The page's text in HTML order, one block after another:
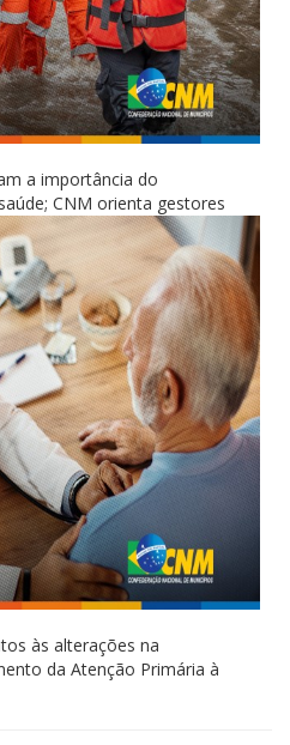
a importância do
CNM orienta gestores
às alterações na
da Atenção Primária à